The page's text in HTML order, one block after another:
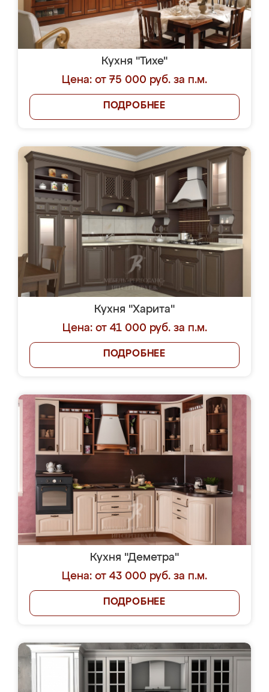
Кухня "Тихе"
Цена: от 75 000 руб. за п.м.
ПОДРОБНЕЕ
Кухня "Харита"
Цена: от 41 000 руб. за п.м.
ПОДРОБНЕЕ
Кухня "Деметра"
Цена: от 43 000 руб. за п.м.
ПОДРОБНЕЕ